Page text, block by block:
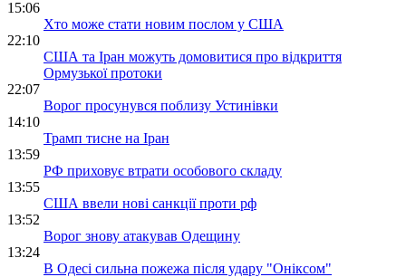
15:06
Хто може стати новим послом у США
22:10
США та Іран можуть домовитися про відкриття
Ормузької протоки
22:07
Ворог просунувся поблизу Устинівки
14:10
Трамп тисне на Іран
13:59
РФ приховує втрати особового складу
13:55
США ввели нові санкції проти рф
13:52
Ворог знову атакував Одещину
13:24
В Одесі сильна пожежа після удару "Оніксом"